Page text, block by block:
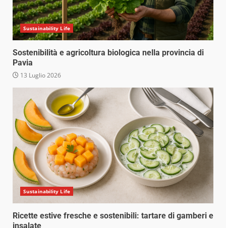
Sustainability Life
Sostenibilità e agricoltura biologica nella provincia di
Pavia
13 Luglio 2026
Sustainability Life
Ricette estive fresche e sostenibili: tartare di gamberi e
insalate